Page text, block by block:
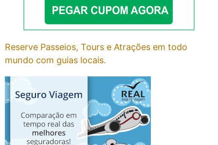
Reserve Passeios, Tours e Atrações em todo
mundo com guias locais.